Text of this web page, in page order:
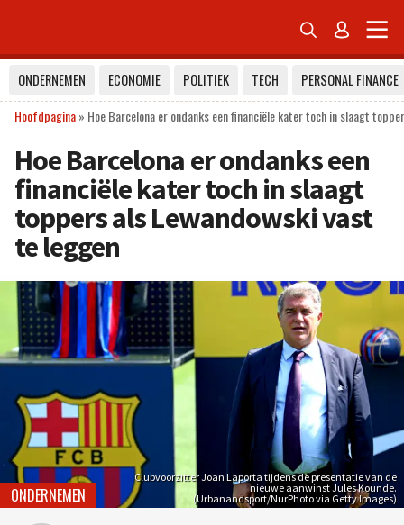
 
ONDERNEMEN ECONOMIE POLITIEK TECH
PERSONAL FINANCE
Hoofdpagina» Hoe Barcelona er ondanks een financiële kater toch in slaagt
Hoe Barcelona er ondanks een
financiële kater toch in slaagt
toppers als Lewandowski vast
te leggen
Clubvoorzitter Joan Laporta tijdens de presentatie van de
nieuwe aanwinst Jules Kounde.
(Urbanandsport/NurPhoto via Getty Images)
ONDERNEMEN